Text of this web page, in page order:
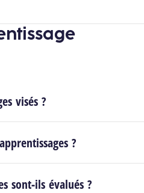
visés ?
?
sont-ils évalués ?